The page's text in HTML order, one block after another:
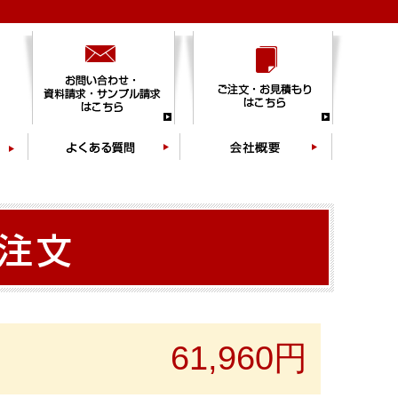
61,960円